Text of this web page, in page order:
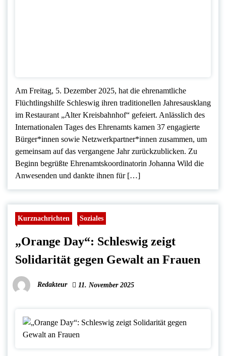
Am Freitag, 5. Dezember 2025, hat die ehrenamtliche
Flüchtlingshilfe Schleswig ihren traditionellen Jahresausklang
im Restaurant „Alter Kreisbahnhof“ gefeiert. Anlässlich des
Internationalen Tages des Ehrenamts kamen 37 engagierte
Bürger*innen sowie Netzwerkpartner*innen zusammen, um
gemeinsam auf das vergangene Jahr zurückzublicken. Zu
Beginn begrüßte Ehrenamtskoordinatorin Johanna Wild die
Anwesenden und dankte ihnen für […]
Kurznachrichten Soziales
„Orange Day“: Schleswig zeigt
Solidarität gegen Gewalt an Frauen
Redakteur 11. November 2025